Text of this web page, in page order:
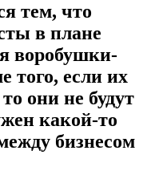
тем, что
в плане
воробушки-
того, если их
они не будут
какой-то
бизнесом